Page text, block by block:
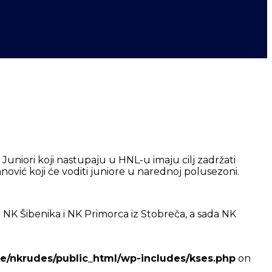
koji nastupaju u HNL-u imaju cilj zadržati
koji će voditi juniore u narednoj polusezoni.
Šibenika i NK Primorca iz Stobreča, a sada NK
nkrudes/public_html/wp-includes/kses.php on